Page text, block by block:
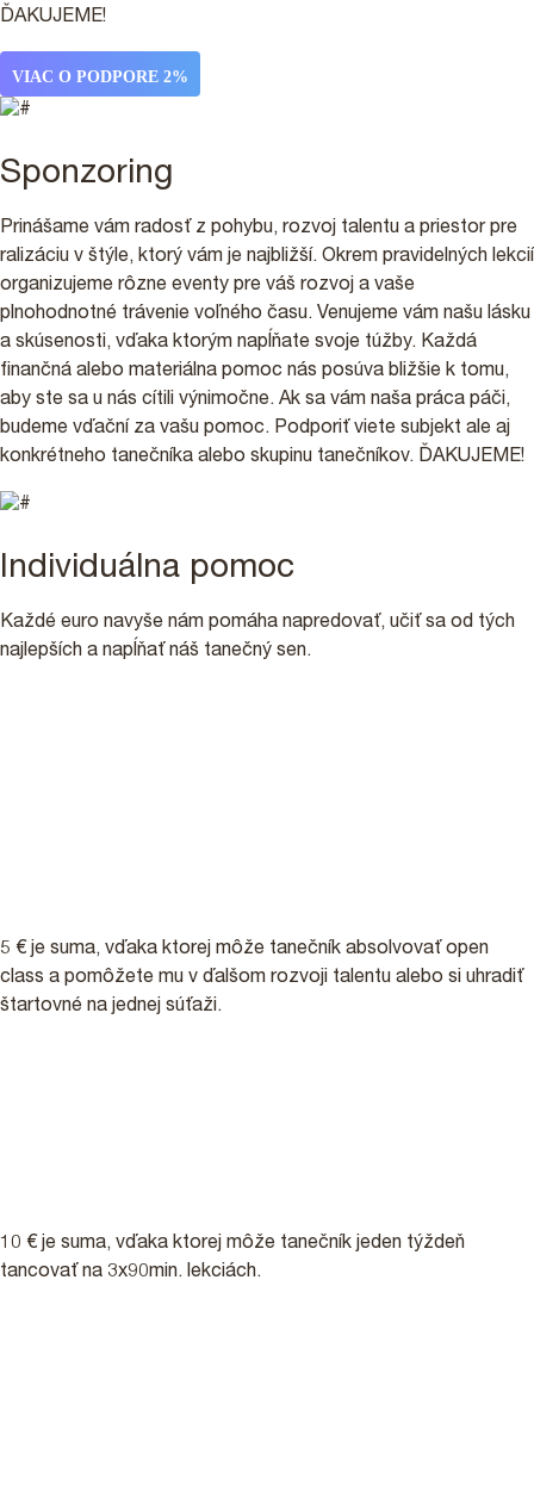
ĎAKUJEME!
VIAC O PODPORE 2%
Sponzoring
Prinášame vám radosť z pohybu, rozvoj talentu a priestor pre
ralizáciu v štýle, ktorý vám je najbližší. Okrem pravidelných lekcií
organizujeme rôzne eventy pre váš rozvoj a vaše
plnohodnotné trávenie voľného času. Venujeme vám našu lásku
a skúsenosti, vďaka ktorým napĺňate svoje túžby. Každá
finančná alebo materiálna pomoc nás posúva bližšie k tomu,
aby ste sa u nás cítili výnimočne. Ak sa vám naša práca páči,
budeme vďační za vašu pomoc. Podporiť viete subjekt ale aj
konkrétneho tanečníka alebo skupinu tanečníkov. ĎAKUJEME!
Individuálna pomoc
Každé euro navyše nám pomáha napredovať, učiť sa od tých
najlepších a napĺňať náš tanečný sen.
5 € je suma, vďaka ktorej môže tanečník absolvovať open
class a pomôžete mu v ďalšom rozvoji talentu alebo si uhradiť
štartovné na jednej súťaži.
10 € je suma, vďaka ktorej môže tanečník jeden týždeň
tancovať na 3x90min. lekciách.